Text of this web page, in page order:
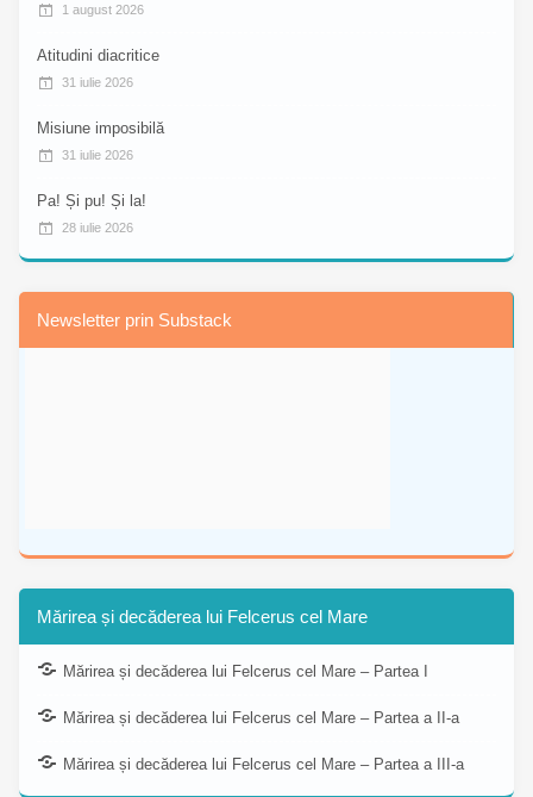
1 august 2026
Atitudini diacritice
31 iulie 2026
Misiune imposibilă
31 iulie 2026
Pa! Și pu! Și la!
28 iulie 2026
Newsletter prin Substack
Mărirea și decăderea lui Felcerus cel Mare
Mărirea și decăderea lui Felcerus cel Mare – Partea I
Mărirea și decăderea lui Felcerus cel Mare – Partea a II-a
Mărirea și decăderea lui Felcerus cel Mare – Partea a III-a